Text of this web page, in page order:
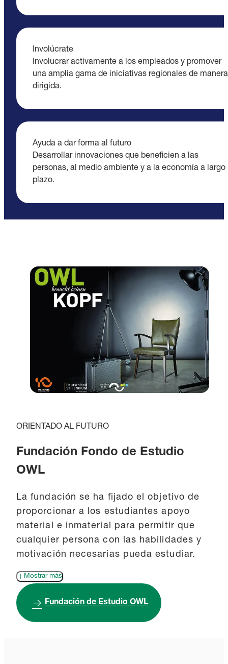
Involúcrate
Involucrar activamente a los empleados y promover
una amplia gama de iniciativas regionales de manera
dirigida.
Ayuda a dar forma al futuro
Desarrollar innovaciones que beneficien a las
personas, al medio ambiente y a la economía a largo
plazo.
ORIENTADO AL FUTURO
Fundación Fondo de Estudio
OWL
La fundación se ha fijado el objetivo de
proporcionar a los estudiantes apoyo
material e inmaterial para permitir que
cualquier persona con las habilidades y
motivación necesarias pueda estudiar.
Mostrar más
Fundación de Estudio OWL